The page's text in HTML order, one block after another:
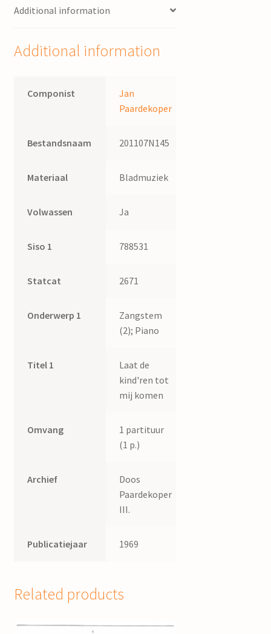
Paardekoper
Additional information
Additional information
Componist
Jan
Paardekoper
Bestandsnaam 201107N145
Materiaal Bladmuziek
Volwassen Ja
Siso 1 788531
Statcat 2671
Onderwerp 1
Zangstem
(2); Piano
Titel 1
Laat de
kind'ren tot
mij komen
Omvang
1 partituur
(1 p.)
Archief
Doos
Paardekoper
III.
Publicatiejaar 1969
Related products